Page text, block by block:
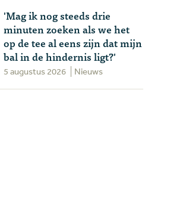
'Mag ik nog steeds drie
minuten zoeken als we het
op de tee al eens zijn dat mijn
bal in de hindernis ligt?'
5 augustus 2026 Nieuws